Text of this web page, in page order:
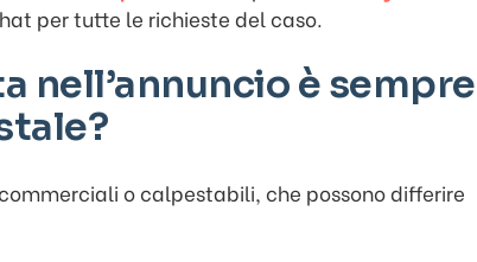
per tutte le richieste del caso.
nell’annuncio è sempre
o calpestabili, che possono differire